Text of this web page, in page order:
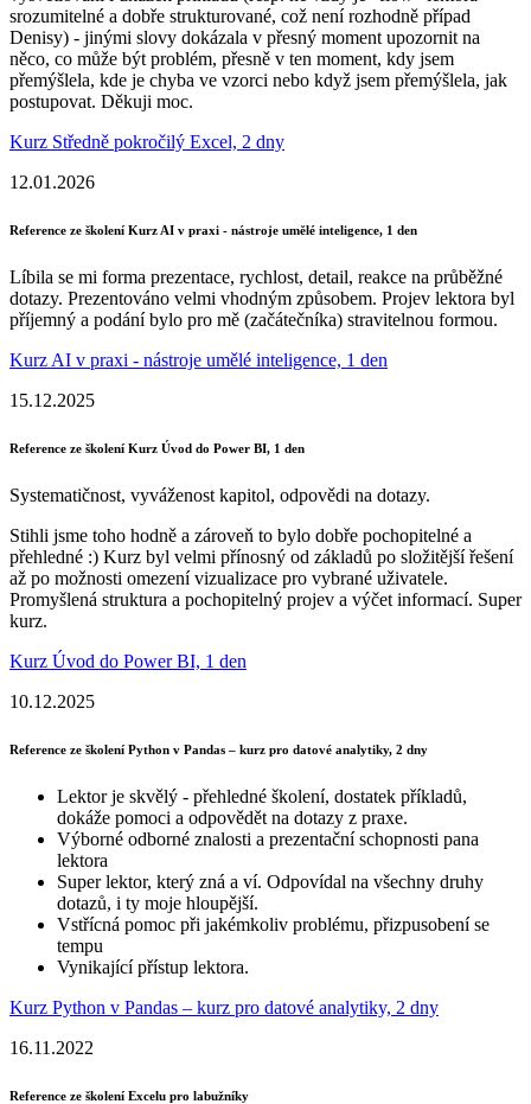
srozumitelné a dobře strukturované, což není rozhodně případ
Denisy) - jinými slovy dokázala v přesný moment upozornit na
něco, co může být problém, přesně v ten moment, kdy jsem
přemýšlela, kde je chyba ve vzorci nebo když jsem přemýšlela, jak
postupovat. Děkuji moc.
Kurz Středně pokročilý Excel, 2 dny
12.01.2026
Reference ze školení Kurz AI v praxi - nástroje umělé inteligence, 1 den
Líbila se mi forma prezentace, rychlost, detail, reakce na průběžné
dotazy. Prezentováno velmi vhodným způsobem. Projev lektora byl
příjemný a podání bylo pro mě (začátečníka) stravitelnou formou.
Kurz AI v praxi - nástroje umělé inteligence, 1 den
15.12.2025
Reference ze školení Kurz Úvod do Power BI, 1 den
Systematičnost, vyváženost kapitol, odpovědi na dotazy.
Stihli jsme toho hodně a zároveň to bylo dobře pochopitelné a
přehledné :) Kurz byl velmi přínosný od základů po složitější řešení
až po možnosti omezení vizualizace pro vybrané uživatele.
Promyšlená struktura a pochopitelný projev a výčet informací. Super
kurz.
Kurz Úvod do Power BI, 1 den
10.12.2025
Reference ze školení Python v Pandas – kurz pro datové analytiky, 2 dny
Lektor je skvělý - přehledné školení, dostatek příkladů,
dokáže pomoci a odpovědět na dotazy z praxe.
Výborné odborné znalosti a prezentační schopnosti pana
lektora
Super lektor, který zná a ví. Odpovídal na všechny druhy
dotazů, i ty moje hloupější.
Vstřícná pomoc při jakémkoliv problému, přizpusobení se
tempu
Vynikající přístup lektora.
Kurz Python v Pandas – kurz pro datové analytiky, 2 dny
16.11.2022
Reference ze školení Excelu pro labužníky